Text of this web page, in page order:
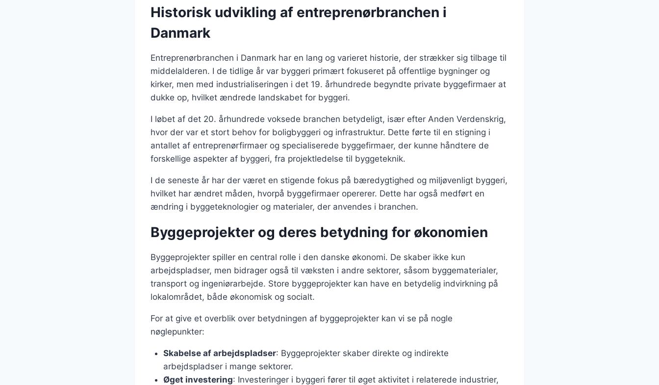
Historisk udvikling af entreprenørbranchen i
Danmark
Entreprenørbranchen i Danmark har en lang og varieret historie, der strækker sig tilbage til
middelalderen. I de tidlige år var byggeri primært fokuseret på offentlige bygninger og
kirker, men med industrialiseringen i det 19. århundrede begyndte private byggefirmaer at
dukke op, hvilket ændrede landskabet for byggeri.
I løbet af det 20. århundrede voksede branchen betydeligt, især efter Anden Verdenskrig,
hvor der var et stort behov for boligbyggeri og infrastruktur. Dette førte til en stigning i
antallet af entreprenørfirmaer og specialiserede byggefirmaer, der kunne håndtere de
forskellige aspekter af byggeri, fra projektledelse til byggeteknik.
I de seneste år har der været en stigende fokus på bæredygtighed og miljøvenligt byggeri,
hvilket har ændret måden, hvorpå byggefirmaer opererer. Dette har også medført en
ændring i byggeteknologier og materialer, der anvendes i branchen.
Byggeprojekter og deres betydning for økonomien
Byggeprojekter spiller en central rolle i den danske økonomi. De skaber ikke kun
arbejdspladser, men bidrager også til væksten i andre sektorer, såsom byggematerialer,
transport og ingeniørarbejde. Store byggeprojekter kan have en betydelig indvirkning på
lokalområdet, både økonomisk og socialt.
For at give et overblik over betydningen af byggeprojekter kan vi se på nogle
nøglepunkter:
Skabelse af arbejdspladser: Byggeprojekter skaber direkte og indirekte
arbejdspladser i mange sektorer.
Øget investering: Investeringer i byggeri fører til øget aktivitet i relaterede industrier,